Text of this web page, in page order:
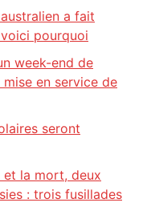
a fait
pourquoi
week-end de
en service de
seront
et la mort, deux
: trois fusillades